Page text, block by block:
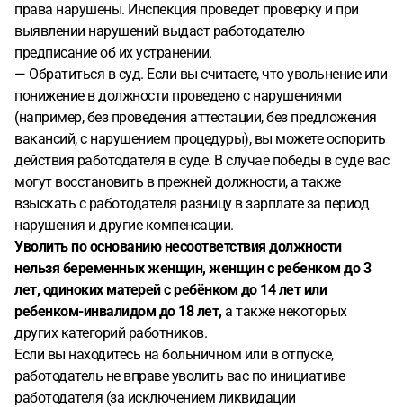
права нарушены. Инспекция проведет проверку и при
выявлении нарушений выдаст работодателю
предписание об их устранении.
— Обратиться в суд. Если вы считаете, что увольнение или
понижение в должности проведено с нарушениями
(например, без проведения аттестации, без предложения
вакансий, с нарушением процедуры), вы можете оспорить
действия работодателя в суде. В случае победы в суде вас
могут восстановить в прежней должности, а также
взыскать с работодателя разницу в зарплате за период
нарушения и другие компенсации.
Уволить по основанию несоответствия должности
нельзя беременных женщин, женщин с ребенком до 3
лет, одиноких матерей с ребёнком до 14 лет или
ребенком-инвалидом до 18 лет, а также некоторых
других категорий работников.
Если вы находитесь на больничном или в отпуске,
работодатель не вправе уволить вас по инициативе
работодателя (за исключением ликвидации